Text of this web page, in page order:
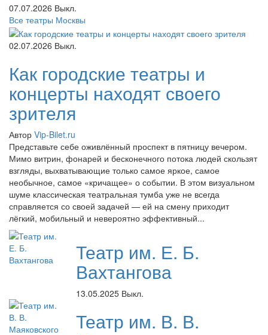
07.07.2026 Выкл.
Все театры Москвы
02.07.2026 Выкл.
Как городские театры и
концерты находят своего
зрителя
Автор Vip-Bilet.ru
Представьте себе оживлённый проспект в пятницу вечером.
Мимо витрин, фонарей и бесконечного потока людей скользят
взгляды, выхватывающие только самое яркое, самое
необычное, самое «кричащее» о событии. В этом визуальном
шуме классическая театральная тумба уже не всегда
справляется со своей задачей — ей на смену приходит
лёгкий, мобильный и невероятно эффективный...
Театр им. Е. Б.
Вахтангова
13.05.2025 Выкл.
Театр им. В. В.